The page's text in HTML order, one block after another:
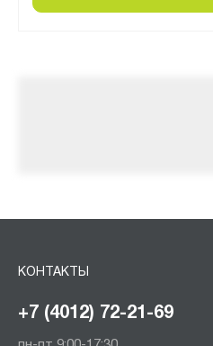
КОНТАКТЫ
+7 (4012) 72-21-69